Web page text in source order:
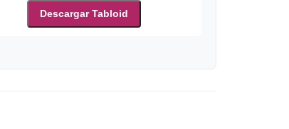
Descargar Tabloid